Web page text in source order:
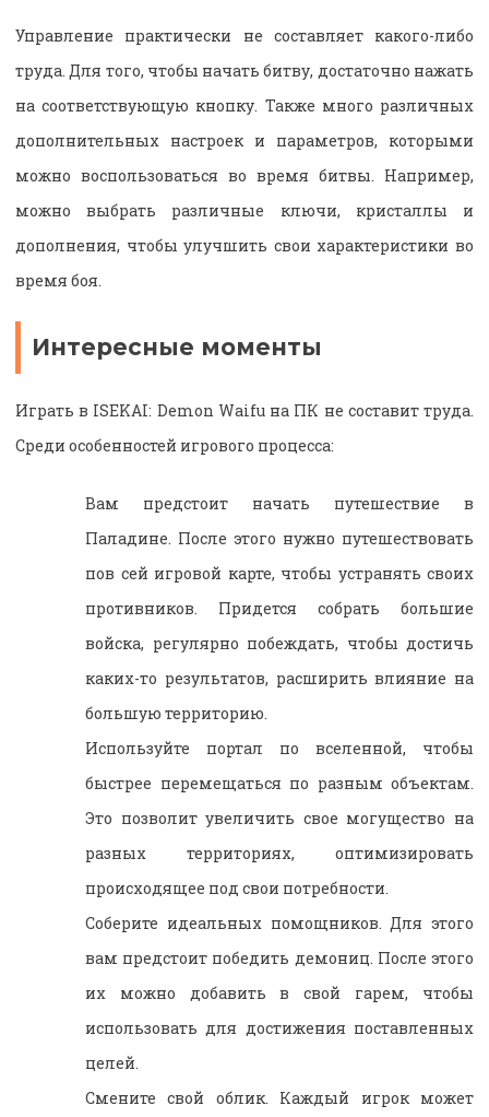
Управление практически не составляет какого-либо
труда. Для того, чтобы начать битву, достаточно нажать
на соответствующую кнопку. Также много различных
дополнительных настроек и параметров, которыми
можно воспользоваться во время битвы. Например,
можно выбрать различные ключи, кристаллы и
дополнения, чтобы улучшить свои характеристики во
время боя.
Интересные моменты
Играть в ISEKAI: Demon Waifu на ПК не составит труда.
Среди особенностей игрового процесса:
Вам предстоит начать путешествие в
Паладине. После этого нужно путешествовать
пов сей игровой карте, чтобы устранять своих
противников. Придется собрать большие
войска, регулярно побеждать, чтобы достичь
каких-то результатов, расширить влияние на
большую территорию.
Используйте портал по вселенной, чтобы
быстрее перемещаться по разным объектам.
Это позволит увеличить свое могущество на
разных территориях, оптимизировать
происходящее под свои потребности.
Соберите идеальных помощников. Для этого
вам предстоит победить демониц. После этого
их можно добавить в свой гарем, чтобы
использовать для достижения поставленных
целей.
Смените свой облик. Каждый игрок может